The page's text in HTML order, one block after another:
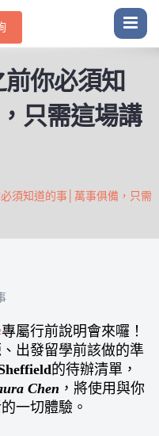
你必須知
只需這場講
須知道的事│萬事俱備，只需
專屬行前說明會來囉！
出發留學前該做的準
的待辦清單，
Chen ，將使用與你
一切體驗。